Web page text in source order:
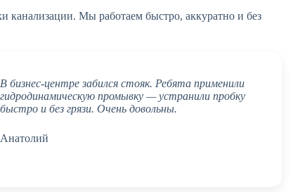
канализации. Мы работаем быстро, аккуратно и без
В бизнес-центре забился стояк. Ребята применили
гидродинамическую промывку — устранили пробку
быстро и без грязи. Очень довольны.
Анатолий